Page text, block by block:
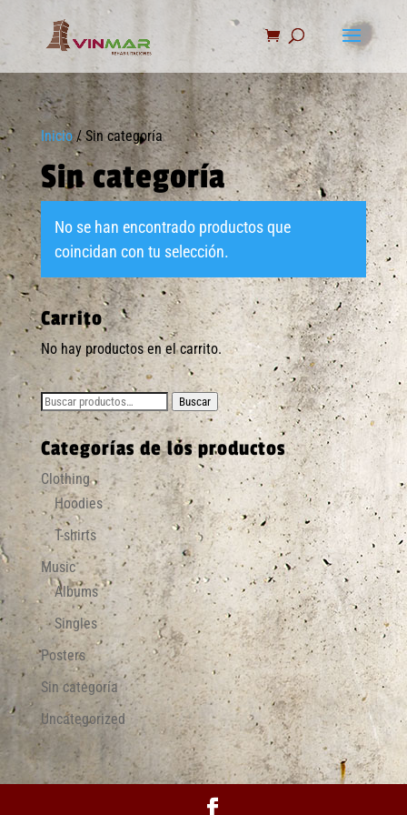
Inicio/ Sin categoría
Sin categoría
No se han encontrado productos que
coincidan con tu selección.
Carrito
No hay productos en el carrito.
Buscar
por:
Buscar
Categorías de los productos
Clothing
Hoodies
T-shirts
Music
Albums
Singles
Posters
Sin categoría
Uncategorized